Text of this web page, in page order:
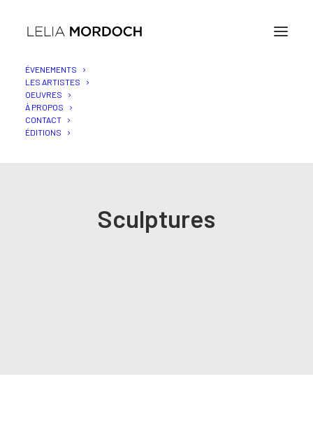
ÉVENEMENTS
LES ARTISTES
OEUVRES
À PROPOS
CONTACT
ÉDITIONS
Sculptures